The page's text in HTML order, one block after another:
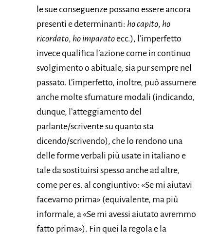
le sue conseguenze possano essere ancora
presenti e determinanti: ho capito, ho
ricordato, ho imparatoecc.), l’imperfetto
invece qualifica l’azione come in continuo
svolgimento o abituale, sia pur sempre nel
passato. L’imperfetto, inoltre, può assumere
anche molte sfumature modali (indicando,
dunque, l’atteggiamento del
parlante/scrivente su quanto sta
dicendo/scrivendo), che lo rendono una
delle forme verbali più usate in italiano e
tale da sostituirsi spesso anche ad altre,
come per es. al congiuntivo: «Se mi aiutavi
facevamo prima» (equivalente, ma più
informale, a «Se mi avessi aiutato avremmo
fatto prima»). Fin quei la regola e la